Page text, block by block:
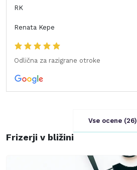
RK
Renata Kepe
Odlična za razigrane otroke
Vse ocene (26)
Frizerji v bližini